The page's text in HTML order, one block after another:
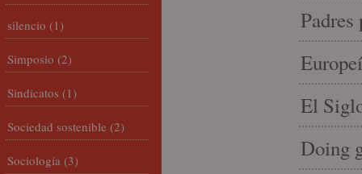
Padres
El
Doing
silencio (1)
Simposio (2)
Sindicatos (1)
Sociedad sostenible (2)
Sociología (3)